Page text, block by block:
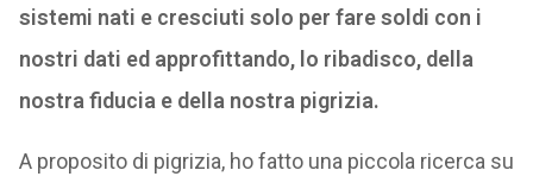
sistemi nati e cresciuti solo per fare soldi con i
nostri dati ed approfittando, lo ribadisco, della
nostra fiducia e della nostra pigrizia.
A proposito di pigrizia, ho fatto una piccola ricerca su